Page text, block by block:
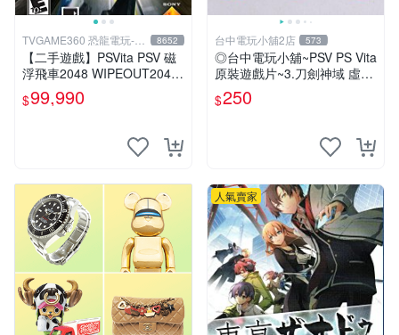
TVGAME360 恐龍電玩-台
中店
8652
【二手遊戲】PSVita PSV 磁
浮飛車2048 WIPEOUT2048
英文亞版【台中恐龍電玩】
$99,990
台中電玩小舖2店 573
◎台中電玩小舖~PSV PS Vita
原裝遊戲片~3.刀劍神域 虛空
斷章 中文版 ~250
$250
人氣賣家